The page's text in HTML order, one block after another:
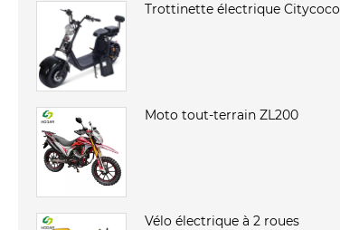
Trottinette électrique Citycoco
Moto tout-terrain ZL200
Vélo électrique à 2 roues